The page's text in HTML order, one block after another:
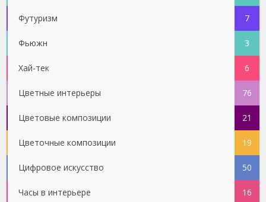
Футуризм 7
Фьюжн 3
Хай-тек 6
Цветные интерьеры 76
Цветовые композиции 21
Цветочные композиции 19
Цифровое искусство 50
Часы в интерьере 16